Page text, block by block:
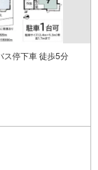
ス停下車 徒歩5分